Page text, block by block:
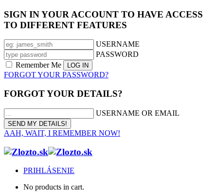
SIGN IN YOUR ACCOUNT TO HAVE ACCESS
TO DIFFERENT FEATURES
USERNAME
PASSWORD
Remember Me
FORGOT YOUR PASSWORD?
FORGOT YOUR DETAILS?
USERNAME OR EMAIL
AAH, WAIT, I REMEMBER NOW!
PRIHLÁSENIE
No products in cart.